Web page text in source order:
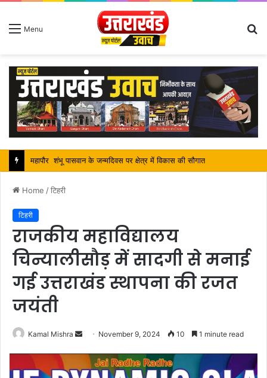
Menu
महापौर शंभू पासवान के जन्मदिवस पर क्षेत्र में विकास की सौगात
Home /टिहरी
टिहरी
राजकीय महाविद्यालय
चिन्यालीसौड़ में सादगी से मनाई
गई उत्तराखंड स्थापना की रजत
जयंती
Kamal Mishra
Send
email
November 9, 2024 10 1 minute read